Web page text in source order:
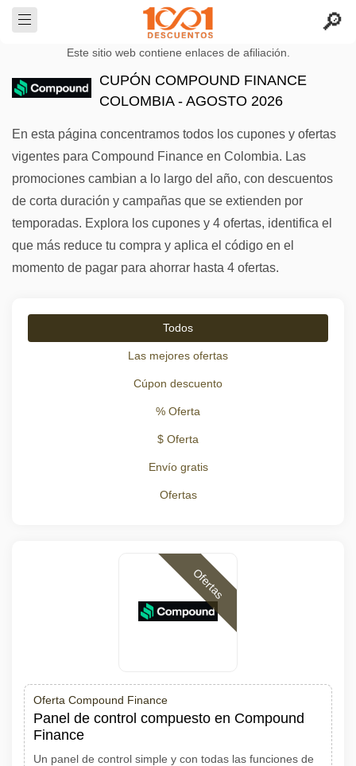
Este sitio web contiene enlaces de afiliación.
CUPÓN COMPOUND FINANCE
COLOMBIA - AGOSTO 2026
En esta página concentramos todos los cupones y ofertas
vigentes para Compound Finance en Colombia. Las
promociones cambian a lo largo del año, con descuentos
de corta duración y campañas que se extienden por
temporadas. Explora los cupones y 4 ofertas, identifica el
que más reduce tu compra y aplica el código en el
momento de pagar para ahorrar hasta 4 ofertas.
Todos
Las mejores ofertas
Cúpon descuento
% Oferta
$ Oferta
Envío gratis
Ofertas
Ofertas
Oferta Compound Finance
Panel de control compuesto en Compound
Finance
Un panel de control simple y con todas las funciones de